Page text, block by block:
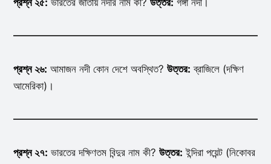
প্রশ্ন ২৬: আমাজন নদী কোন দেশে অবস্থিত? উত্তর: ব্রাজিলে (দক্ষিণ
আমেরিকা)।
প্রশ্ন ২৭: ভারতের দক্ষিণতম বিন্দুর নাম কী? উত্তর: ইন্দিরা পয়েন্ট (নিকোবর